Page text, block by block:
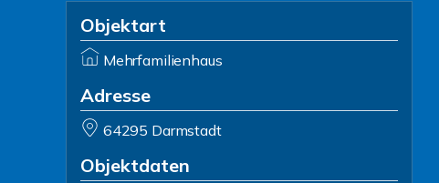
Objektart
Mehrfamilienhaus
Adresse
64295 Darmstadt
Objektdaten